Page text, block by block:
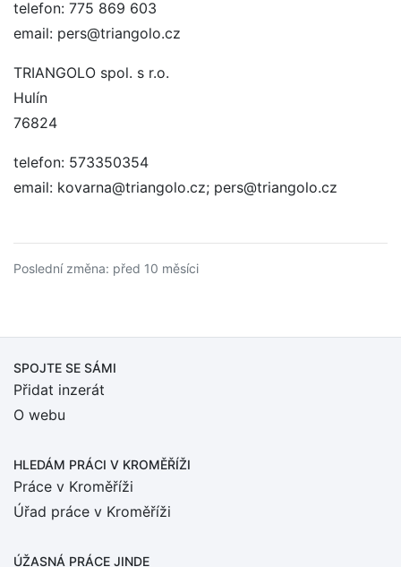
telefon: 775 869 603
email: pers@triangolo.cz
TRIANGOLO spol. s r.o.
Hulín
76824
telefon: 573350354
email: kovarna@triangolo.cz; pers@triangolo.cz
Poslední změna: před 10 měsíci
SPOJTE SE SÁMI
Přidat inzerát
O webu
HLEDÁM PRÁCI V KROMĚŘÍŽI
Práce v Kroměříži
Úřad práce v Kroměříži
ÚŽASNÁ PRÁCE JINDE